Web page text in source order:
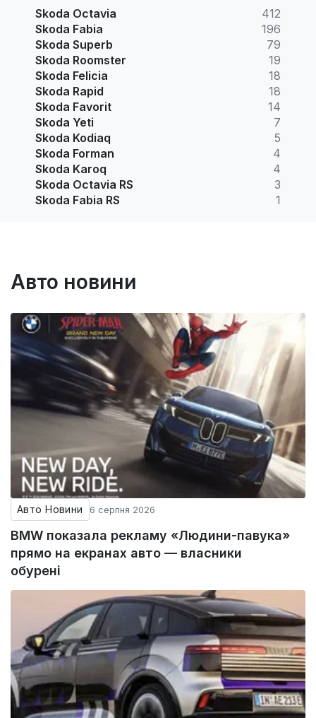
Skoda Octavia
412
Skoda Fabia
196
Skoda Superb
79
Skoda Roomster
19
Skoda Felicia
18
Skoda Rapid
18
Skoda Favorit
14
Skoda Yeti
7
Skoda Kodiaq
5
Skoda Forman
4
Skoda Karoq
4
Skoda Octavia RS
3
Skoda Fabia RS
1
Авто новини
Авто Новини 6 серпня 2026
BMW показала рекламу «Людини-павука»
прямо на екранах авто — власники
обурені